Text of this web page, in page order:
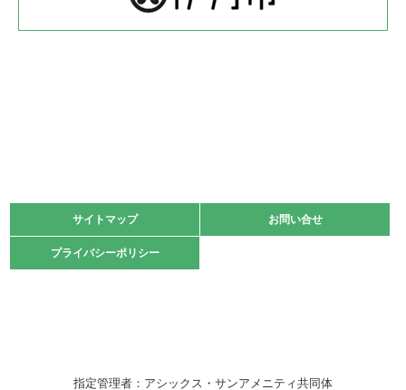
2022.05.22
緑ケ丘体育館
2021.10.23
卓球選手権大会ラージボールの部開催☆
サイトマップ お問い合せ
プライバシーポリシー
サイトマップ お問い合せ
プライバシーポリシー
指定管理者：アシックス・サンアメニティ共同体